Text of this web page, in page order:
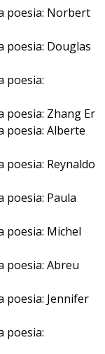
poesia: Norbert
poesia: Douglas
poesia:
poesia: Zhang Er
poesia: Alberte
Reynaldo
poesia: Paula
poesia: Michel
poesia: Abreu
poesia: Jennifer
poesia: